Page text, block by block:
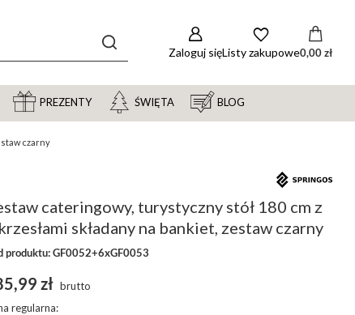
Zaloguj sięListy zakupowe0,00 zł
PREZENTY ŚWIĘTA BLOG
czarny
cateringowy, turystyczny stół 180 cm z
składany na bankiet, zestaw czarny
produktu: GF0052+6xGF0053
zł brutto
regularna: